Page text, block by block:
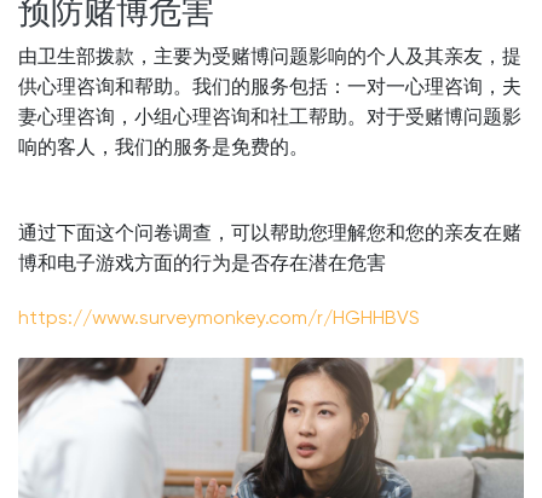
预防赌博危害
由卫生部拨款，主要为受赌博问题影响的个人及其亲友，提
供心理咨询和帮助。我们的服务包括：一对一心理咨询，夫
妻心理咨询，小组心理咨询和社工帮助。对于受赌博问题影
响的客人，我们的服务是免费的。
通过下面这个问卷调查，可以帮助您理解您和您的亲友在赌
博和电子游戏方面的行为是否存在潜在危害
https://www.surveymonkey.com/r/HGHHBVS